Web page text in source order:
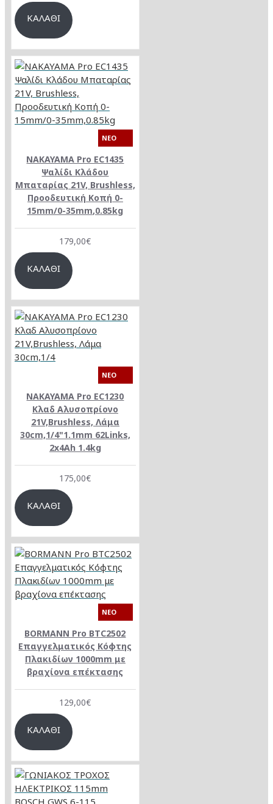
ΚΑΛΆΘΙ
NEO
NAKAYAMA Pro EC1435
Ψαλίδι Κλάδου
Μπαταρίας 21V, Brushless,
Προοδευτική Κοπή 0-
15mm/0-35mm,0.85kg
179,00€
ΚΑΛΆΘΙ
NEO
NAKAYAMA Pro EC1230
Κλαδ Αλυσοπρίονο
21V,Brushless, Λάμα
30cm,1/4"1.1mm 62Links,
2x4Ah 1.4kg
175,00€
ΚΑΛΆΘΙ
NEO
BORMANN Pro BTC2502
Επαγγελματικός Κόφτης
Πλακιδίων 1000mm με
βραχίονα επέκτασης
129,00€
ΚΑΛΆΘΙ